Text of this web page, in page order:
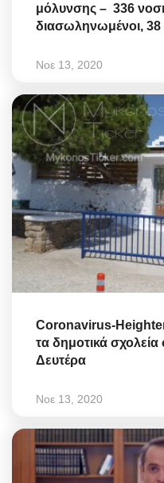
μόλυνσης – 336
διασωληνωμένοι, 38
Νοε 13, 2020
Coronavirus-
τα δημοτικά
Δευτέρα
Νοε 13, 2020